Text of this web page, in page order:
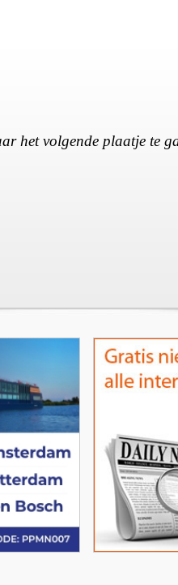
het volgende plaatje te